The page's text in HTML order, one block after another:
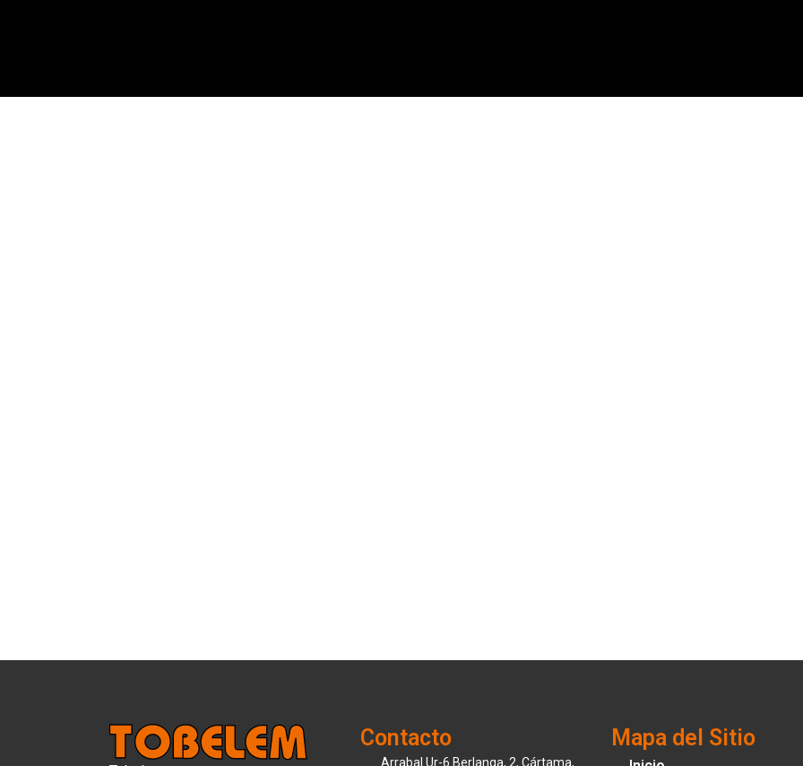
Contacto
Arrabal Ur-6 Berlanga, 2, Cártama,
Mapa del Sitio